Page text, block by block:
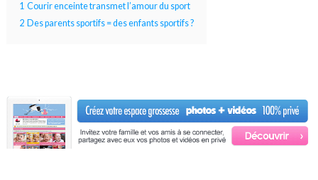
1 Courir enceinte transmet l’amour du sport
2 Des parents sportifs = des enfants sportifs ?